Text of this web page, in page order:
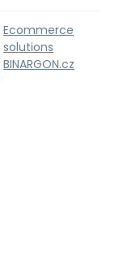
Ecommerce
solutions
BINARGON.cz